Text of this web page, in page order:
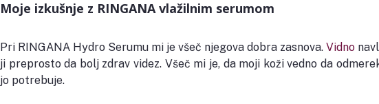
Moje izkušnje z RINGANA vlažilnim serumom
Pri RINGANA Hydro Serumu mi je všeč njegova dobra zasnova. Vidno
ji preprosto da bolj zdrav videz. Všeč mi je, da moji koži vedno da
jo potrebuje.